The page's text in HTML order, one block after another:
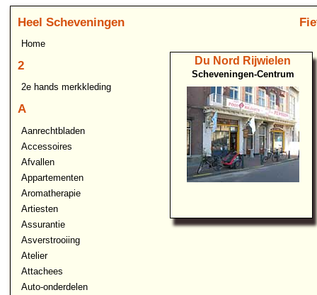
Heel Scheveningen
Home
2
2e hands merkkleding
A
Aanrechtbladen
Accessoires
Afvallen
Appartementen
Aromatherapie
Artiesten
Assurantie
Asverstrooiing
Atelier
Attachees
Auto-onderdelen
Du Nord Rijwielen
Scheveningen-Centrum